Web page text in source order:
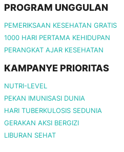
PROGRAM UNGGULAN
PEMERIKSAAN KESEHATAN GRATIS
1000 HARI PERTAMA KEHIDUPAN
PERANGKAT AJAR KESEHATAN
KAMPANYE PRIORITAS
NUTRI-LEVEL
PEKAN IMUNISASI DUNIA
HARI TUBERKULOSIS SEDUNIA
GERAKAN AKSI BERGIZI
LIBURAN SEHAT